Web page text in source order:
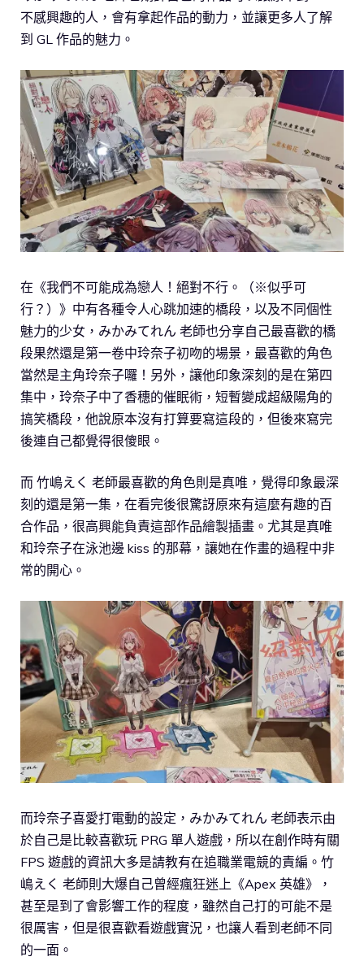
不感興趣的人，會有拿起作品的動力，並讓更多人了解
到 GL 作品的魅力。
在《我們不可能成為戀人！絕對不行。（※似乎可
行？）》中有各種令人心跳加速的橋段，以及不同個性
魅力的少女，みかみてれん 老師也分享自己最喜歡的橋
段果然還是第一卷中玲奈子初吻的場景，最喜歡的角色
當然是主角玲奈子囉！另外，讓他印象深刻的是在第四
集中，玲奈子中了香穗的催眠術，短暫變成超級陽角的
搞笑橋段，他說原本沒有打算要寫這段的，但後來寫完
後連自己都覺得很傻眼。
而 竹嶋えく 老師最喜歡的角色則是真唯，覺得印象最深
刻的還是第一集，在看完後很驚訝原來有這麼有趣的百
合作品，很高興能負責這部作品繪製插畫。尤其是真唯
和玲奈子在泳池邊 kiss 的那幕，讓她在作畫的過程中非
常的開心。
而玲奈子喜愛打電動的設定，みかみてれん 老師表示由
於自己是比較喜歡玩 PRG 單人遊戲，所以在創作時有關
FPS 遊戲的資訊大多是請教有在追職業電競的責編。竹
嶋えく 老師則大爆自己曾經瘋狂迷上《Apex 英雄》，
甚至是到了會影響工作的程度，雖然自己打的可能不是
很厲害，但是很喜歡看遊戲實況，也讓人看到老師不同
的一面。